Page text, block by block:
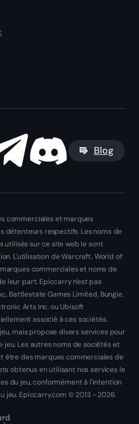
Blog
commerciales et marques
détenteurs respectifs. Les noms de
utilisés sur ce site web le sont
L'utilisation de Warcraft, World of
commerciales et noms de
leur part. Epiccarry n'est pas
Battlestate Games Limited, Bungie,
Arts Inc. ou Ubisoft
associé à ces sociétés.
mais propose divers services pour
Les autres noms de sociétés et
être des marques commerciales de
obtenus en utilisant nos services le
du jeu, conformément à l'intention
jeu. Epiccarry.com © 2013 - 2026.